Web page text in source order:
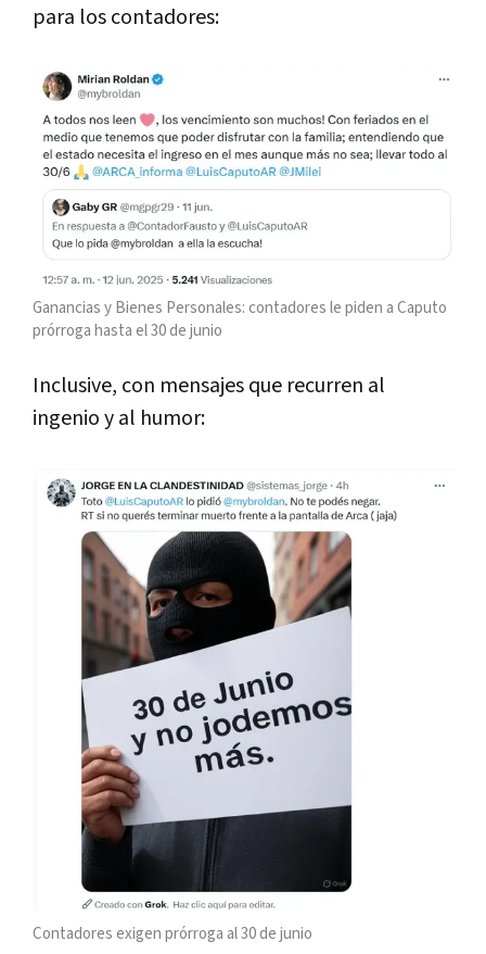
para los contadores:
Ganancias y Bienes Personales: contadores le piden a Caputo
prórroga hasta el 30 de junio
Inclusive, con mensajes que recurren al
ingenio y al humor:
Contadores exigen prórroga al 30 de junio